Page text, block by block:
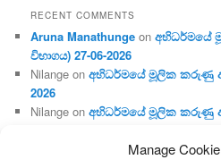
Manage
RECENT COMMENTS
Aruna Manathunge onඅභිධර්මයේ
විභාගය) 27-06-2026
Nilange onඅභිධර්මයේ මූලික කරුණු
2026
Nilange onඅභිධර්මයේ මූලික කරුණු
Aruna Manathungeonඅභිධර්මයේ